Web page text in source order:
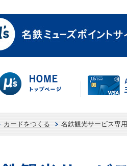
カードをつくる 名鉄観光サービス専